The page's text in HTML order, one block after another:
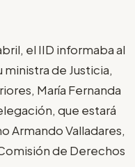
el IID informaba al
de Justicia,
María Fernanda
que estará
Armando Valladares,
de Derechos